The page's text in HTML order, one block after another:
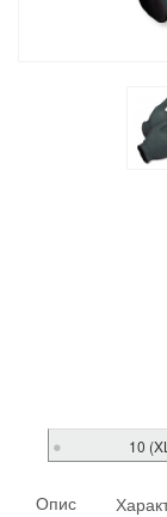
10
Опис